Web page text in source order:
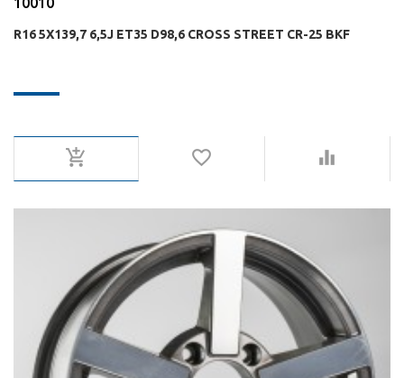
R16 5X139,7 6,5J ET35 D98,6 CROSS STREET CR-25 BKF